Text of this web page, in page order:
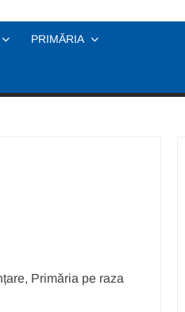
PRIMĂRIA
Primăria pe raza